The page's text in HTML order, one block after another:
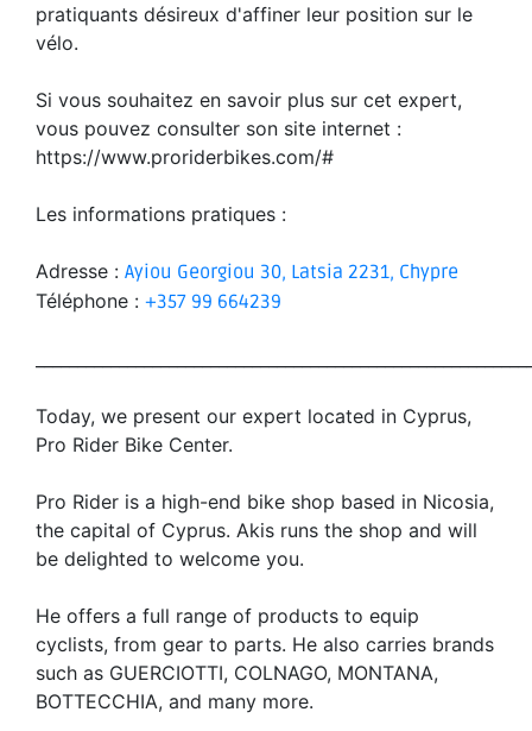
pratiquants désireux d'affiner leur position sur le
vélo.
Si vous souhaitez en savoir plus sur cet expert,
vous pouvez consulter son site internet :
https://www.proriderbikes.com/#
Les informations pratiques :
Adresse : Ayiou Georgiou 30, Latsia 2231, Chypre
Téléphone : +357 99 664239
Today, we present our expert located in Cyprus,
Pro Rider Bike Center.
Pro Rider is a high-end bike shop based in Nicosia,
the capital of Cyprus. Akis runs the shop and will
be delighted to welcome you.
He offers a full range of products to equip
cyclists, from gear to parts. He also carries brands
such as GUERCIOTTI, COLNAGO, MONTANA,
BOTTECCHIA, and many more.